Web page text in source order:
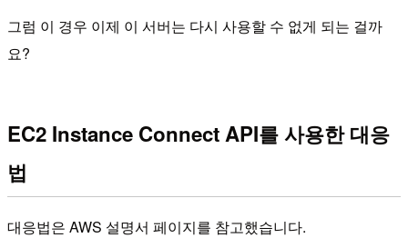
그럼 이 경우 이제 이 서버는 다시 사용할 수 없게 되는 걸까
요?
EC2 Instance Connect API를 사용한 대응
법
대응법은 AWS 설명서 페이지를 참고했습니다.